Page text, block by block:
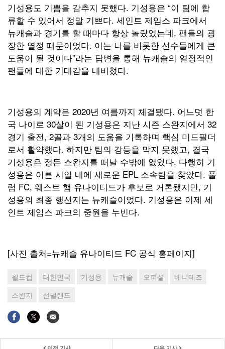
기성용도 기쁨을 감추지 못했다. 기성용은 “이 팀에 합
류할 수 있어서 정말 기쁘다. 세인트 제임스 파크에서
뉴캐슬과 경기를 할 때마다 항상 놀랐었는데, 팬들의 굉
장한 열정 때문이었다. 이는 나를 비롯한 선수들에게 큰
도움이 될 것이다”라는 답변을 통해 뉴캐슬의 열정적인
팬들에 대한 기대감을 내비쳤다.
기성용의 계약은 2020년 여름까지 체결됐다. 어느덧 한
국 나이로 30살이 된 기성용은 지난 시즌 스완지에서 32
경기 출전, 2골과 3개의 도움을 기록하며 핵심 미드필더
로서 활약했다. 하지만 팀의 강등을 막지 못했고, 결국
기성용은 정든 스완지를 떠날 수밖에 없었다. 다행히 기
성용은 이른 시일 내에 새로운 EPL 소속팀을 찾았다. 풀
럼 FC, 웨스트 햄 유나이티드가 후보로 거론됐지만, 기
성용의 최종 행선지는 뉴캐슬이었다. 기성용은 이제 세
인트 제임스 파크의 중원을 누빈다.
[사진 출처=뉴캐슬 유나이티드 FC 공식 홈페이지]
월드컵 대한민국 기성용 뉴캐슬 오피셜
베니테즈
스완지
선덜랜드
이전 기사 다음 기사